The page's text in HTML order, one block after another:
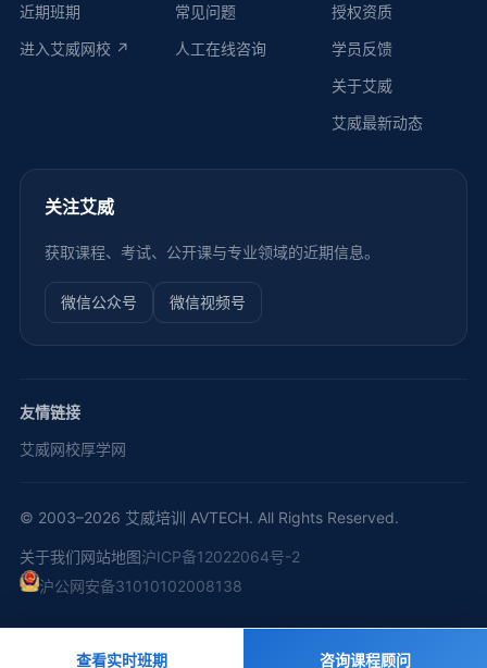
查看实时班期 咨询课程顾问
近期班期
进入艾威网校 ↗
常见问题
人工在线咨询
授权资质
学员反馈
关于艾威
艾威最新动态
关注艾威
获取课程、考试、公开课与专业领域的近期信息。
微信公众号 微信视频号
友情链接
艾威网校厚学网
© 2003–2026 艾威培训 AVTECH. All Rights Reserved.
关于我们网站地图沪ICP备12022064号-2
沪公网安备31010102008138